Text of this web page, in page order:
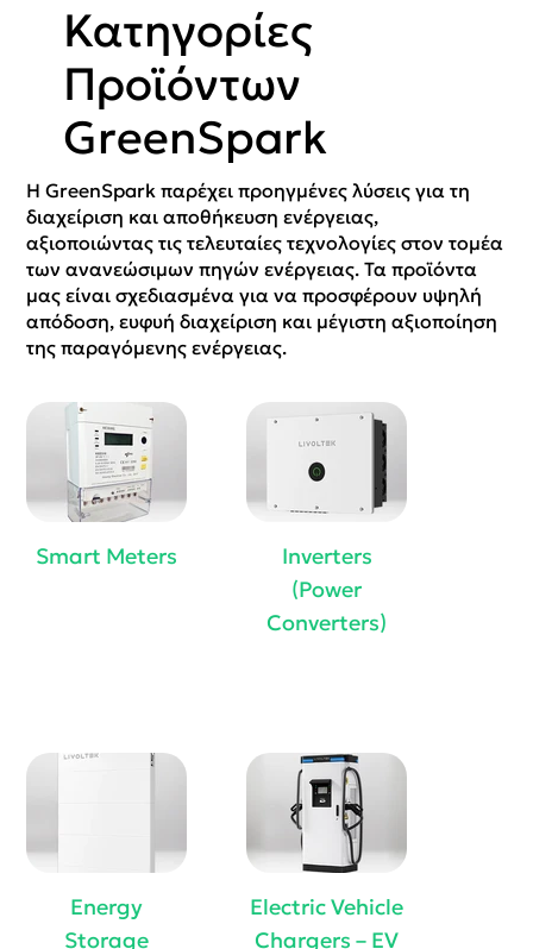
Κατηγορίες
Προϊόντων
GreenSpark
Η GreenSpark παρέχει προηγμένες λύσεις για τη
διαχείριση και αποθήκευση ενέργειας,
αξιοποιώντας τις τελευταίες τεχνολογίες στον τομέα
των ανανεώσιμων πηγών ενέργειας. Τα προϊόντα
μας είναι σχεδιασμένα για να προσφέρουν υψηλή
απόδοση, ευφυή διαχείριση και μέγιστη αξιοποίηση
της παραγόμενης ενέργειας.
Smart Meters
Inverters
(Power
Converters)
Energy
Storage
Electric Vehicle
Chargers – EV